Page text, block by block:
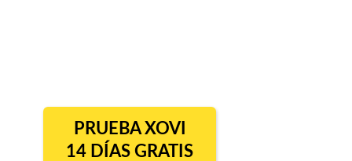
PRUEBA XOVI
14 DÍAS GRATIS